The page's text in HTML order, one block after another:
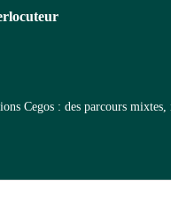
Cegos : des parcours